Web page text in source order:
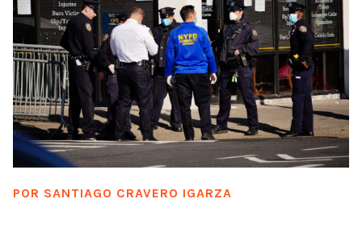
POR SANTIAGO CRAVERO IGARZA